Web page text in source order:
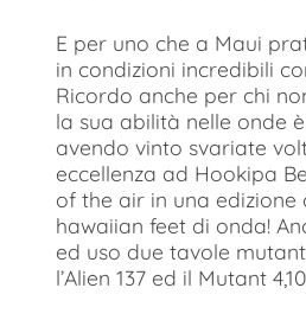
E per uno che a Maui
in condizioni incredibili
Ricordo anche per chi
la sua abilità nelle onde è
avendo vinto svariate
eccellenza ad Hookipa
of the air in una edizione
hawaiian feet di onda!
ed uso due tavole
l’Alien 137 ed il Mutant